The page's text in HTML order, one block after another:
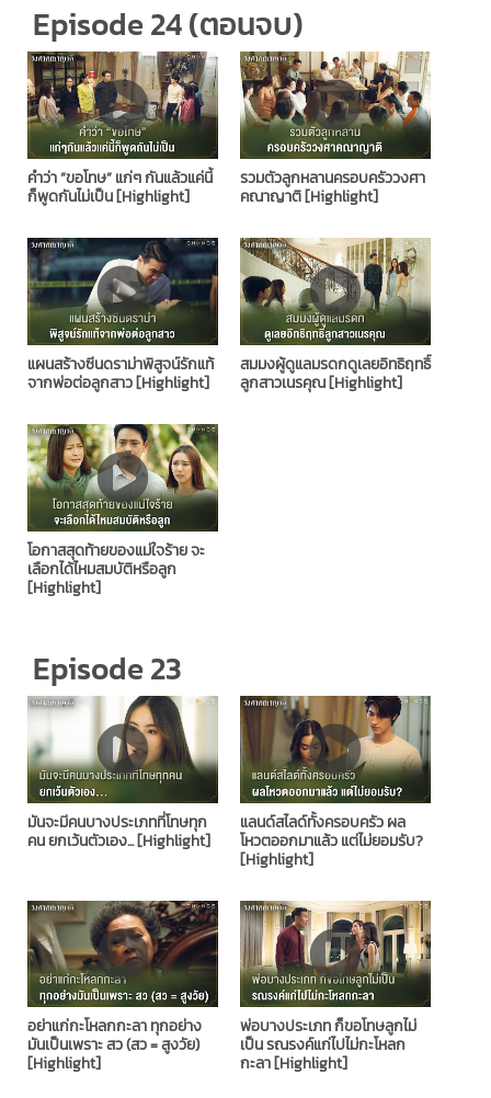
Episode 24 (ตอนจบ)
คำว่า ”ขอโทษ” แก่ๆ กันแล้วแค่นี้
ก็พูดกันไม่เป็น [Highlight]
รวมตัวลูกหลานครอบครัววงศา
คณาญาติ [Highlight]
แผนสร้างซีนดราม่าพิสูจน์รักแท้
จากพ่อต่อลูกสาว [Highlight]
สมมงผู้ดูแลมรดกดูเลยอิทธิฤทธิ์
ลูกสาวเนรคุณ [Highlight]
โอกาสสุดท้ายของแม่ใจร้าย จะ
เลือกได้ไหมสมบัติหรือลูก
[Highlight]
Episode 23
มันจะมีคนบางประเภทที่โทษทุก
คน ยกเว้นตัวเอง... [Highlight]
แลนด์สไลด์ทั้งครอบครัว ผล
โหวตออกมาแล้ว แต่ไม่ยอมรับ?
[Highlight]
อย่าแก่กะโหลกกะลา ทุกอย่าง
มันเป็นเพราะ สว (สว = สูงวัย)
[Highlight]
พ่อบางประเภท ก็ขอโทษลูกไม่
เป็น รณรงค์แก่ไปไม่กะโหลก
กะลา [Highlight]